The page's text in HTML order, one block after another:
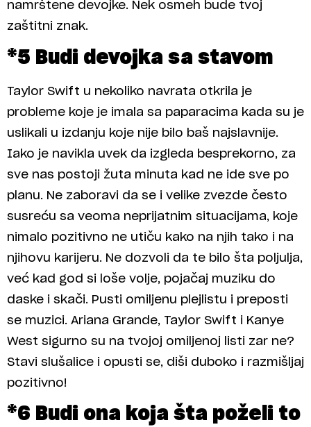
namrštene devojke. Nek osmeh bude tvoj
zaštitni znak.
*5 Budi devojka sa stavom
Taylor Swift u nekoliko navrata otkrila je
probleme koje je imala sa paparacima kada su je
uslikali u izdanju koje nije bilo baš najslavnije.
Iako je navikla uvek da izgleda besprekorno, za
sve nas postoji žuta minuta kad ne ide sve po
planu. Ne zaboravi da se i velike zvezde često
susreću sa veoma neprijatnim situacijama, koje
nimalo pozitivno ne utiču kako na njih tako i na
njihovu karijeru. Ne dozvoli da te bilo šta poljulja,
već kad god si loše volje, pojačaj muziku do
daske i skači. Pusti omiljenu plejlistu i preposti
se muzici. Ariana Grande, Taylor Swift i Kanye
West sigurno su na tvojoj omiljenoj listi zar ne?
Stavi slušalice i opusti se, diši duboko i razmišljaj
pozitivno!
*6 Budi ona koja šta poželi to